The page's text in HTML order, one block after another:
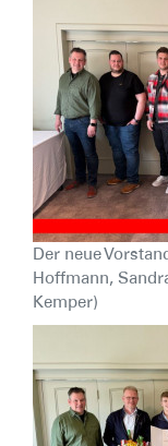
Der neue
Hoffmann,
Kemper)